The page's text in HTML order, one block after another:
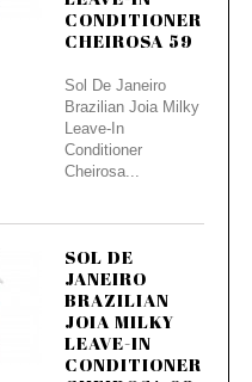
CONDITIONER
CHEIROSA 59
Sol De Janeiro
Brazilian Joia Milky
Leave-In
Conditioner
Cheirosa...
SOL DE
JANEIRO
BRAZILIAN
JOIA MILKY
LEAVE-IN
CONDITIONER